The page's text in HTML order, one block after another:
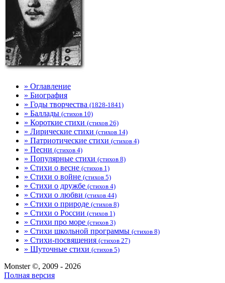
» Оглавление
» Биография
» Годы творчества (1828-1841)
» Баллады (стихов 10)
» Короткие стихи (стихов 26)
» Лирические стихи (стихов 14)
» Патриотические стихи (стихов 4)
» Песни (стихов 4)
» Популярные стихи (стихов 8)
» Стихи о весне (стихов 1)
» Стихи о войне (стихов 5)
» Стихи о дружбе (стихов 4)
» Стихи о любви (стихов 44)
» Стихи о природе (стихов 8)
» Стихи о России (стихов 1)
» Стихи про море (стихов 3)
» Стихи школьной программы (стихов 8)
» Стихи-посвящения (стихов 27)
» Шуточные стихи (стихов 5)
Monster ©, 2009 - 2026
Полная версия